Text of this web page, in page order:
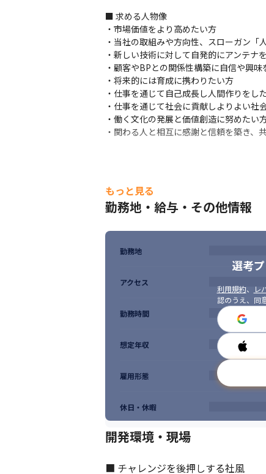
■ 求める人物像
・市場価値をより高めたい方
・当社の取組みや方向性、スローガン
・新しい技術に対して自発的にアンテナ
・顧客やBPとの関係性構築に自信や興味
・将来的には育成に携わりたい方
・仕事を通じて自己成長し人間作りをし
・仕事を通じて社会に貢献しよりよい社
・働く文化の発展と価値創造に努めたい
・関わる人と相互に感謝と信頼を築き、
もっと見る
勤務地・給与・その他情報
選考
利用規約、 レ
認のうえ、同
勤務地
アクセス
勤務時間
想定年収
雇用形態
休日・休暇
開発環境・現場
■ チャレンジを後押しする社風